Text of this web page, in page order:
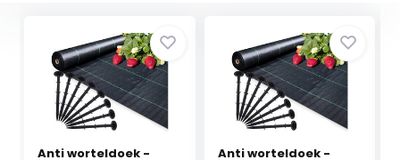
Anti worteldoek -
Anti worteldoek -